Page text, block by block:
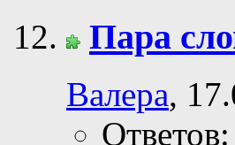
Пара
Валера,